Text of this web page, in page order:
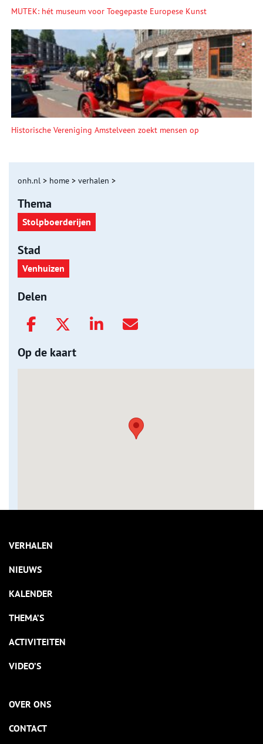
MUTEK: hét museum voor Toegepaste Europese Kunst
Historische Vereniging Amstelveen zoekt mensen op
onh.nl > home > verhalen >
Thema
Stolpboerderijen
Stad
Venhuizen
Delen
Op de kaart
VERHALEN
NIEUWS
KALENDER
THEMA’S
ACTIVITEITEN
VIDEO’S
OVER ONS
CONTACT